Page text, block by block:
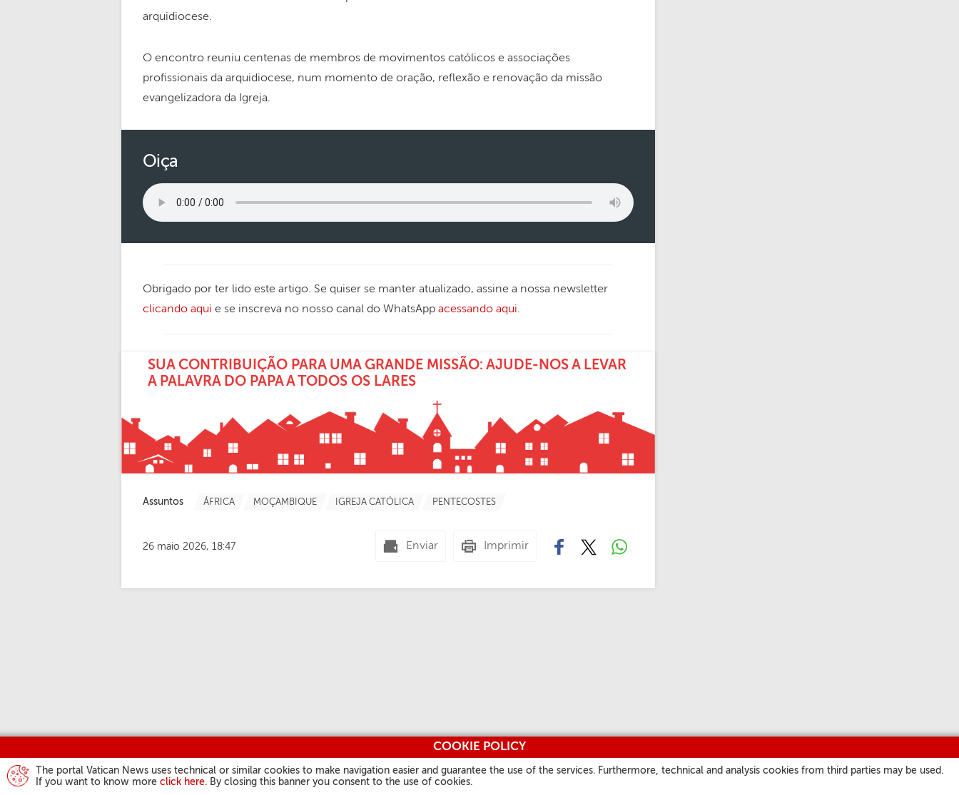
COOKIE POLICY
The portal Vatican News uses technical or similar cookies to make navigation easier and guarantee the use of the services. Furthermore, technical and analysis cookies from third parties may be used.
If you want to know more click here. By closing this banner you consent to the use of cookies.
arquidiocese.
O encontro reuniu centenas de membros de movimentos católicos e associações
profissionais da arquidiocese, num momento de oração, reflexão e renovação da missão
evangelizadora da Igreja.
Oiça
Obrigado por ter lido este artigo. Se quiser se manter atualizado, assine a nossa newsletter
clicando aqui e se inscreva no nosso canal do WhatsApp acessando aqui.
SUA CONTRIBUIÇÃO PARA UMA GRANDE MISSÃO: AJUDE-NOS A LEVAR
A PALAVRA DO PAPA A TODOS OS LARES
Assuntos ÁFRICA MOÇAMBIQUE IGREJA CATÓLICA PENTECOSTES
26 maio 2026, 18:47 Enviar Imprimir